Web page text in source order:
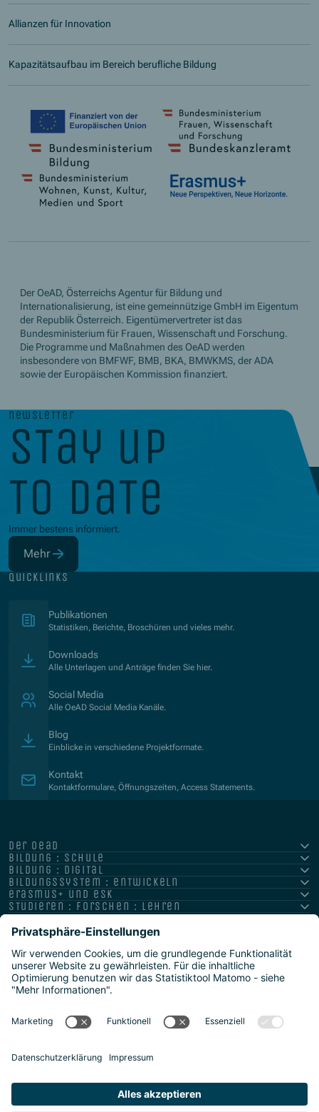
Allianzen für Innovation
Kapazitätsaufbau im Bereich berufliche Bildung
Der OeAD, Österreichs Agentur für Bildung und
Internationalisierung, ist eine gemeinnützige GmbH im Eigentum
der Republik Österreich. Eigentümervertreter ist das
Bundesministerium für Frauen, Wissenschaft und Forschung.
Die Programme und Maßnahmen des OeAD werden
insbesondere von BMFWF, BMB, BKA, BMWKMS, der ADA
sowie der Europäischen Kommission finanziert.
newsletter
stay up
to date
Immer bestens informiert.
Mehr
(Öffnet in neuem Fenster)
quicklinks
Publikationen
Statistiken, Berichte, Broschüren und vieles mehr.
Downloads
Alle Unterlagen und Anträge finden Sie hier.
Social Media
Alle OeAD Social Media Kanäle.
Blog
Einblicke in verschiedene Projektformate.
Kontakt
Kontaktformulare, Öffnungszeiten, Access Statements.
der oead
bildung : schule
bildung : digital
bildungssystem : entwickeln
erasmus+ und esk
studieren : forschen : lehren
hochschule : strategie : international
Datenschutz
Sitemap